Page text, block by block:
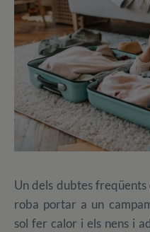
Un dels dubtes
roba portar a un
sol fer calor i els nens i